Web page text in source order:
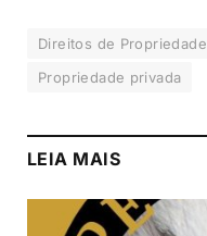
Direitos de Propriedade
Propriedade privada
LEIA MAIS